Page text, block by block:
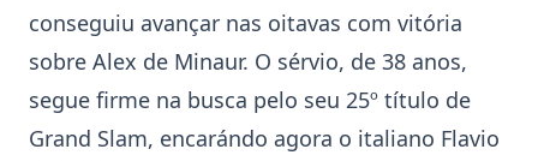
conseguiu avançar nas oitavas com vitória
sobre Alex de Minaur. O sérvio, de 38 anos,
segue firme na busca pelo seu 25º título de
Grand Slam, encarándo agora o italiano Flavio